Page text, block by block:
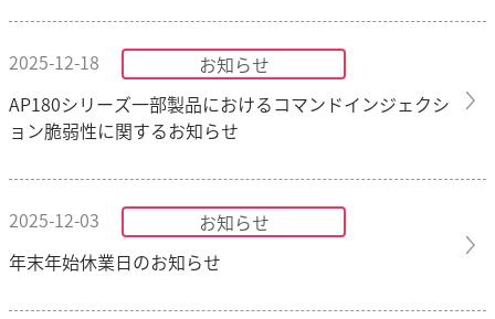
2025-12-18
お知らせ
AP180シリーズ一部製品におけるコマンドインジェクシ
ョン脆弱性に関するお知らせ
2025-12-03
お知らせ
年末年始休業日のお知らせ